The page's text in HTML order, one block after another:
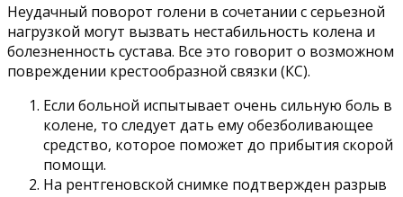
​Неудачный поворот голени в сочетании с серьезной
нагрузкой могут вызвать нестабильность колена и
болезненность сустава. Все это говорит о возможном
повреждении крестообразной связки (КС).​
​Если больной испытывает очень сильную боль в
колене, то следует дать ему обезболивающее
средство, которое поможет до прибытия скорой
помощи.​
​На рентгеновской снимке подтвержден разрыв​